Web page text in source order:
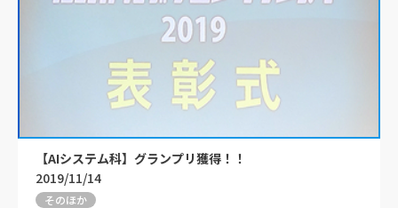
【AIシステム科】グランプリ獲得！！
2019/11/14
そのほか